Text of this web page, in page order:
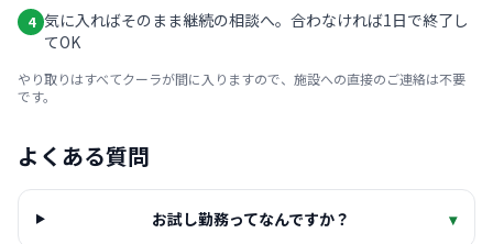
4 気に入ればそのまま継続の相談へ。合わなければ1日で終了し
てOK
やり取りはすべてクーラが間に入りますので、施設への直接のご連絡は不要
です。
よくある質問
お試し勤務ってなんですか？ ▾